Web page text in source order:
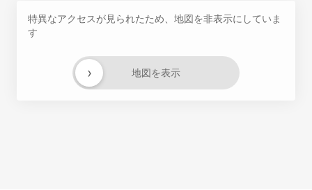
特異なアクセスが見られたため、地図を非表示にしていま
す
地図を表示
›